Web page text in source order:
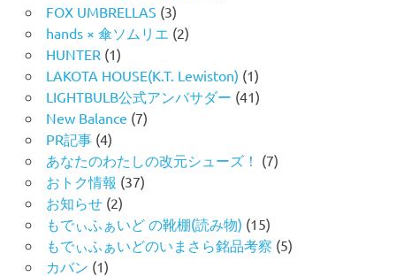
FOX UMBRELLAS (3)
hands × 傘ソムリエ (2)
HUNTER (1)
LAKOTA HOUSE(K.T. Lewiston) (1)
LIGHTBULB公式アンバサダー (41)
New Balance (7)
PR記事(4)
あなたのわたしの改元シューズ！ (7)
おトク情報 (37)
お知らせ(2)
もでぃふぁいど の靴棚(読み物) (15)
もでぃふぁいどのいまさら銘品考察 (5)
カバン (1)